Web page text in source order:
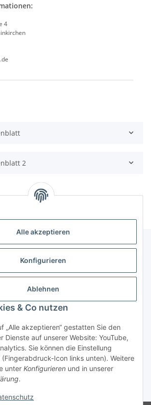
Alle akzeptieren
Konfigurieren
Ablehnen
& Co nutzen
„Alle akzeptieren“ gestatten Sie den
Dienste auf unserer Website: YouTube,
Sie können die Einstellung
Icon links unten). Weitere
unter Konfigurieren und in unserer
.
4
2
Vertrag widerrufen